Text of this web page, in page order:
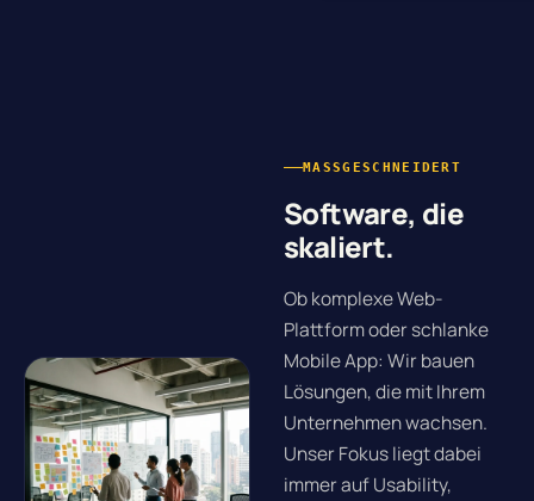
MASSGESCHNEIDERT
Software, die
skaliert.
Ob komplexe Web-
Plattform oder schlanke
Mobile App: Wir bauen
Lösungen, die mit Ihrem
Unternehmen wachsen.
Unser Fokus liegt dabei
immer auf Usability,